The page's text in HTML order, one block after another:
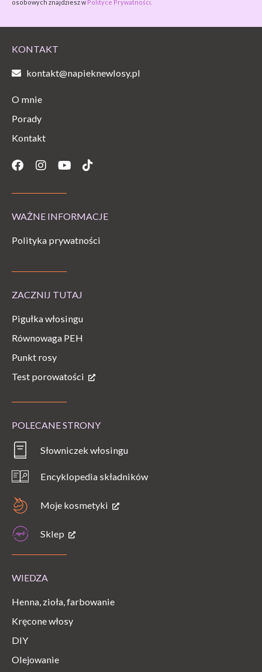
osobowych znajdziesz w Polityce Prywatności.
KONTAKT
kontakt@napieknewlosy.pl
O mnie
Porady
Kontakt
Facebook
Instagram
YoutubeTiktok
WAŻNE INFORMACJE
Polityka prywatności
ZACZNIJ TUTAJ
Pigułka włosingu
Równowaga PEH
Punkt rosy
Test porowatości
POLECANE STRONY
Słowniczek włosingu
Encyklopedia składników
Moje kosmetyki
Sklep
WIEDZA
Henna, zioła, farbowanie
Kręcone włosy
DIY
Olejowanie